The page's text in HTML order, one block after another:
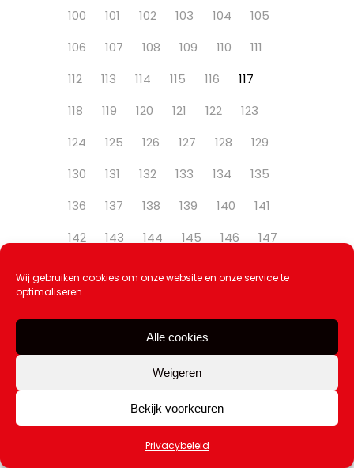
Wij gebruiken cookies om onze website en onze service te
optimaliseren.
Alle cookies
Weigeren
Bekijk voorkeuren
Privacybeleid
100
101 102 103 104
105
106
107 108 109 110
111
112
113 114 115 116
117
118
119 120 121 122
123
124
125 126 127 128
129
130
131 132 133 134
135
136
137 138 139 140
141
142
143 144 145 146
147
AUGUSTUS, 2026
TOERISTENMARKT @ KATWIJK